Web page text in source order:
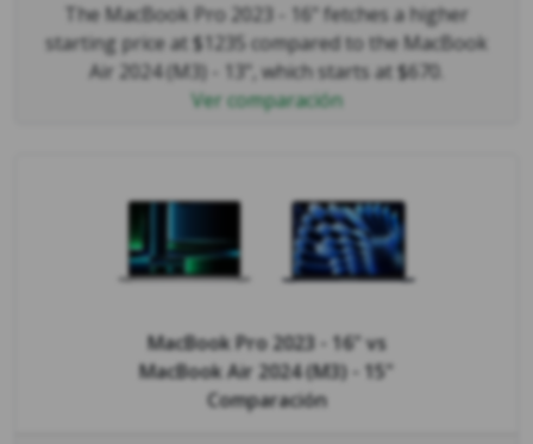
The MacBook Pro 2023 - 16" fetches a higher
starting price at $1235 compared to the MacBook
Air 2024 (M3) - 13", which starts at $670.
Ver comparación
MacBook Pro 2023 - 16" vs
MacBook Air 2024 (M3) - 15"
Comparación